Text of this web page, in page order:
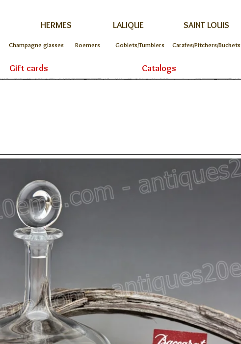
HERMES LALIQUE SAINT LOUIS
Champagne glasses Roemers Goblets/Tumblers Carafes/Pitchers/Buckets
Gift cards Catalogs